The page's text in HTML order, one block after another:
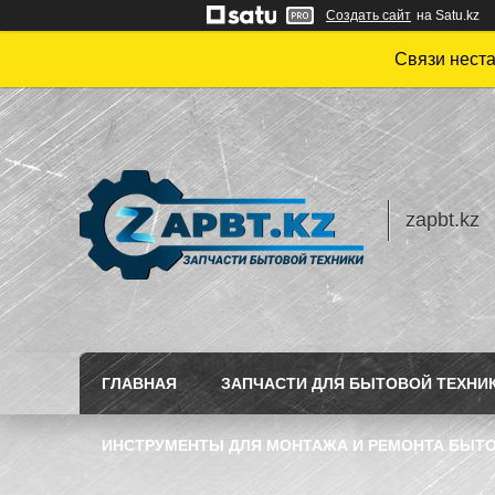
Создать сайт на Satu.kz
Связи
zapbt.kz
ГЛАВНАЯ ЗАПЧАСТИ ДЛЯ БЫТОВОЙ
ИНСТРУМЕНТЫ ДЛЯ МОНТАЖА И РЕМОНТА